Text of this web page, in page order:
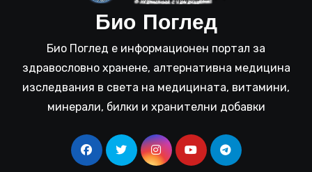
Био Поглед
Био Поглед е информационен портал за
здравословно хранене, алтернативна медицина
изследвания в света на медицината, витамини,
минерали, билки и хранителни добавки